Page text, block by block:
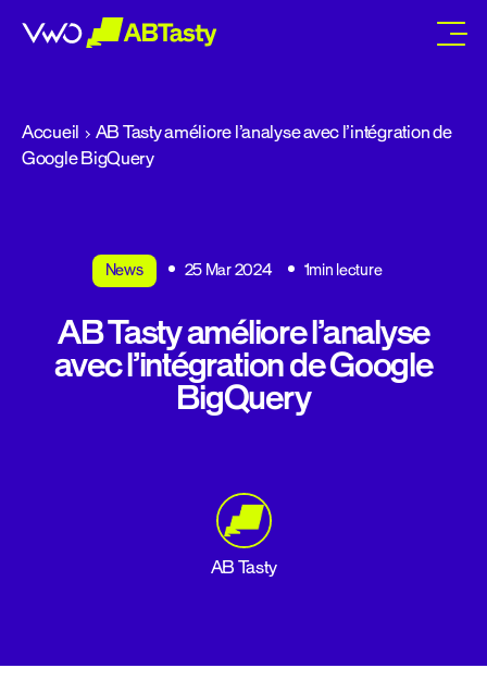
Accueil
AB Tasty améliore l’analyse avec l’intégration de
Google BigQuery
News 25 Mar 2024 1min lecture
AB Tasty améliore l’analyse
avec l’intégration de Google
BigQuery
AB Tasty